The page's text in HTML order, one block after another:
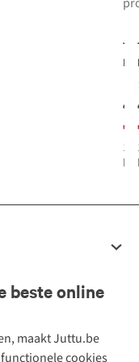
1
beste online
maakt Juttu.be
cookies